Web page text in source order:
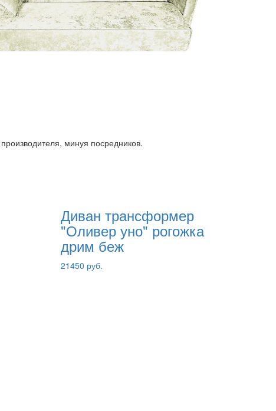
минуя посредников.
Диван трансформер
"Оливер уно" рогожка
дрим беж
21450 руб.